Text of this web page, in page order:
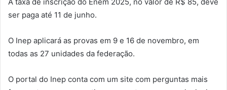
A taxa de inscrição do Enem 2025, no valor de R$ 85, deve
ser paga até 11 de junho.
O Inep aplicará as provas em 9 e 16 de novembro, em
todas as 27 unidades da federação.
O portal do Inep conta com um site com perguntas mais